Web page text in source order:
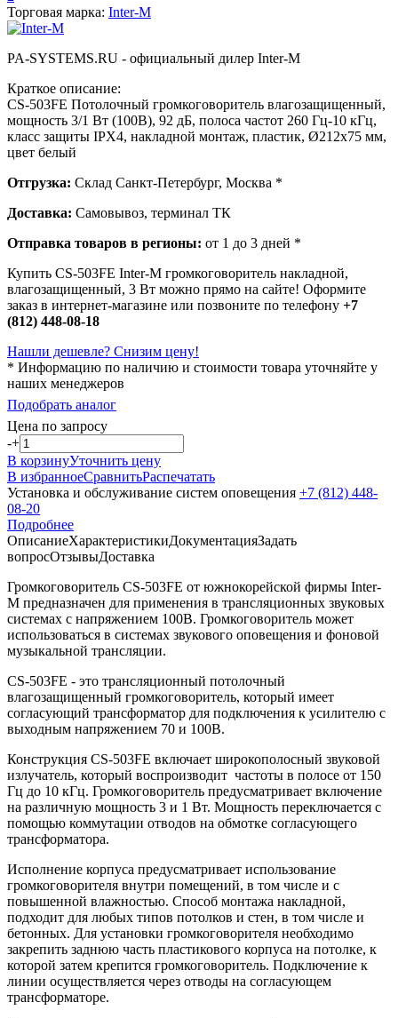
Торговая марка: Inter-M
PA-SYSTEMS.RU - официальный дилер Inter-M
Краткое описание:
CS-503FE Потолочный громкоговоритель влагозащищенный,
мощность 3/1 Вт (100В), 92 дБ, полоса частот 260 Гц-10 кГц,
класс защиты IPX4, накладной монтаж, пластик, Ø212х75 мм,
цвет белый
Отгрузка: Склад Санкт-Петербург, Москва *
Доставка: Самовывоз, терминал ТК
Отправка товаров в регионы: от 1 до 3 дней *
Купить CS-503FE Inter-M громкоговоритель накладной,
влагозащищенный, 3 Вт можно прямо на сайте! Оформите
заказ в интернет-магазине или позвоните по телефону +7
(812) 448-08-18
Нашли дешевле? Снизим цену!
* Информацию по наличию и стоимости товара уточняйте у
наших менеджеров
Подобрать аналог
Цена по запросу
-+
В корзинуУточнить цену
В избранноеСравнитьРаспечатать
Установка и обслуживание систем оповещения +7 (812) 448-
08-20
Подробнее
ОписаниеХарактеристикиДокументацияЗадать
вопросОтзывыДоставка
Громкоговоритель CS-503FE от южнокорейской фирмы Inter-
M предназначен для применения в трансляционных звуковых
системах с напряжением 100В. Громкоговоритель может
использоваться в системах звукового оповещения и фоновой
музыкальной трансляции.
CS-503FE - это трансляционный потолочный
влагозащищенный громкоговоритель, который имеет
согласующий трансформатор для подключения к усилителю с
выходным напряжением 70 и 100В.
Конструкция CS-503FE включает широкополосный звуковой
излучатель, который воспроизводит частоты в полосе от 150
Гц до 10 кГц. Громкоговоритель предусматривает включение
на различную мощность 3 и 1 Вт. Мощность переключается с
помощью коммутации отводов на обмотке согласующего
трансформатора.
Исполнение корпуса предусматривает использование
громкоговорителя внутри помещений, в том числе и с
повышенной влажностью. Способ монтажа накладной,
подходит для любых типов потолков и стен, в том числе и
бетонных. Для установки громкоговорителя необходимо
закрепить заднюю часть пластикового корпуса на потолке, к
которой затем крепится громкоговоритель. Подключение к
линии осуществляется через отводы на согласующем
трансформаторе.